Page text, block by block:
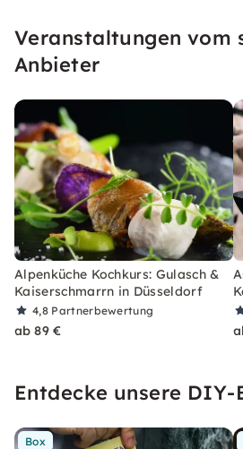
oder gar mit einem
Veranstaltungen vom
Anbieter
Alpenküche Kochkurs: Gulasch &
Kaiserschmarrn in Düsseldorf
4,8 Partnerbewertung
ab 89 €
Entdecke unsere DIY-
Box